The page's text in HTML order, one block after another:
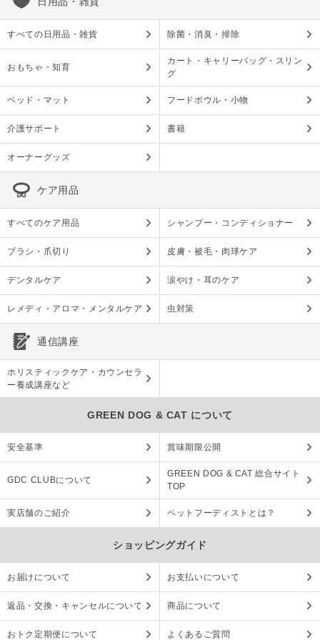
すべての日用品・雑貨 除菌・消臭・掃除
おもちゃ・知育
カート・キャリーバッグ・スリン
グ
ベッド・マット フードボウル・小物
介護サポート 書籍
オーナーグッズ
ケア用品
すべてのケア用品 シャンプー・コンディショナー
ブラシ・爪切り 皮膚・被毛・肉球ケア
デンタルケア 涙やけ・耳のケア
レメディ・アロマ・メンタルケア 虫対策
通信講座
ホリスティックケア・カウンセラ
ー養成講座など
GREEN DOG & CAT について
安全基準 賞味期限公開
GDC CLUBについて
GREEN DOG & CAT 総合サイト
TOP
実店舗のご紹介 ペットフーディストとは？
ショッピングガイド
お届けについて お支払いについて
返品・交換・キャンセルについて 商品について
おトク定期便について よくあるご質問